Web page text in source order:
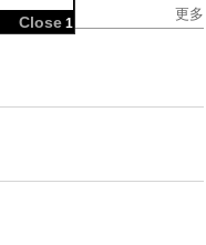
Close 1
更多